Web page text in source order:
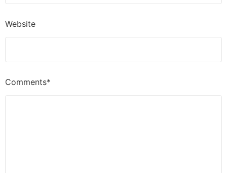
Comments*
Website